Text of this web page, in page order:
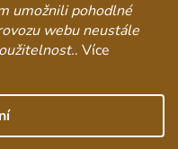
umožnili pohodlné
webu neustále
. Více